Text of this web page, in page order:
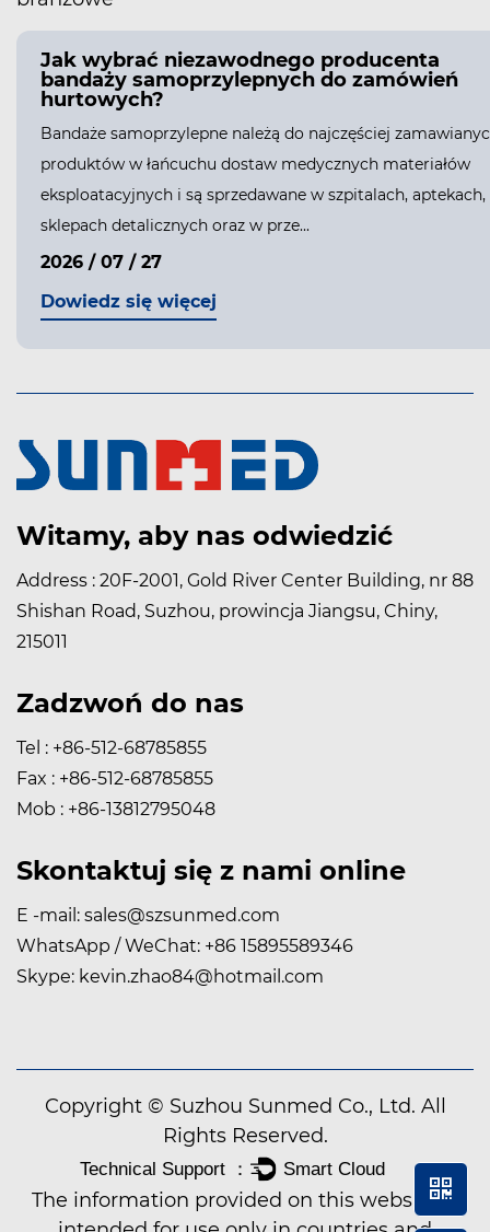
Jak wybrać niezawodnego producenta
bandaży samoprzylepnych do zamówień
hurtowych?
Bandaże samoprzylepne należą do najczęściej
produktów w łańcuchu dostaw medycznych materiałów
eksploatacyjnych i są sprzedawane w szpitalach, aptekach,
sklepach detalicznych oraz w prze...
2026 / 07 / 27
Dowiedz się więcej
Witamy, aby nas odwiedzić
Address : 20F-2001, Gold River Center Building, nr 88
Shishan Road, Suzhou, prowincja Jiangsu, Chiny,
215011
Zadzwoń do nas
Tel : +86-512-68785855
Fax : +86-512-68785855
Mob : +86-13812795048
Skontaktuj się z nami online
E -mail: sales@szsunmed.com
WhatsApp / WeChat: +86 15895589346
Skype: kevin.zhao84@hotmail.com
Copyright © Suzhou Sunmed Co., Ltd. All
Rights Reserved.
The information provided on this website is